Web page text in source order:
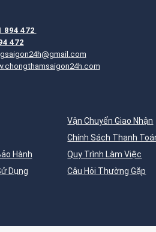
894 472
472
Hành
Dụng
Vận Chuyển Giao Nhận
Chính Sách Thanh
Quy Trình Làm Việc
Câu Hỏi Thường Gặp